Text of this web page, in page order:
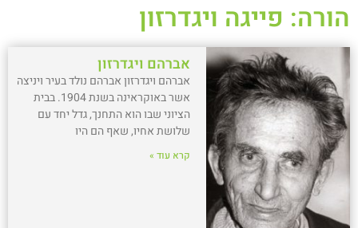
הורה: פייגה ויגדרזון
אברהם ויגדרזון
אברהם ויגדרזון אברהם נולד בעיר ויניצה
אשר באוקראינה בשנת 1904. בבית
הציוני שבו הוא התחנך, גדל יחד עם
שלושת אחיו, שאף הם היו
קרא עוד »